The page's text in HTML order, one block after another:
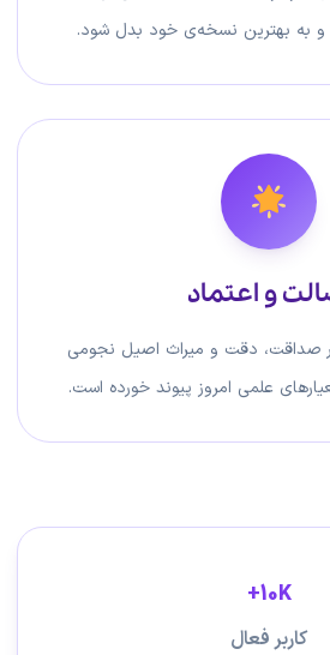
و به بهترین نسخه‌ی خود بدل شود.
و اعتماد
صداقت، دقت و میراث اصیل نجومی
علمی امروز پیوند خورده است.
10K+
کاربر فعال